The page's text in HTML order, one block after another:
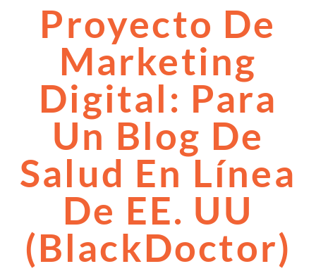
Proyecto De
Marketing
Digital: Para
Un Blog De
Salud En Línea
De EE. UU
(BlackDoctor)